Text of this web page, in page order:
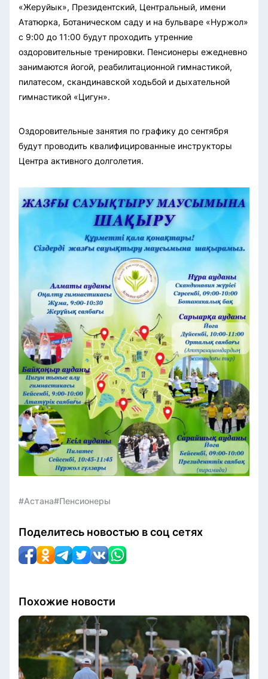
«Жеруйык», Президентский, Центральный, имени
Ататюрка, Ботаническом саду и на бульваре «Нуржол»
с 9:00 до 11:00 будут проходить утренние
оздоровительные тренировки. Пенсионеры ежедневно
занимаются йогой, реабилитационной гимнастикой,
пилатесом, скандинавской ходьбой и дыхательной
гимнастикой «Цигун».
Оздоровительные занятия по графику до сентября
будут проводить квалифицированные инструкторы
Центра активного долголетия.
#Астана#Пенсионеры
Поделитесь новостью в соц сетях
Похожие новости